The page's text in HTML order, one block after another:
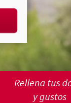
Rellena tus
y gustos